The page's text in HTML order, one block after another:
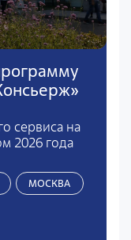
сервиса на
2026 года
МОСКВА